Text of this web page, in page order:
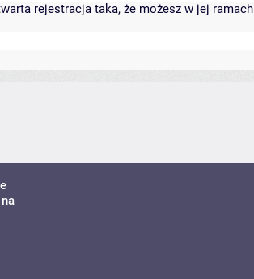
rejestracja taka, że możesz w jej